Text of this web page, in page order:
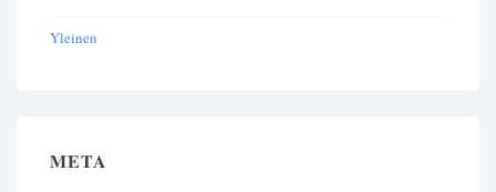
Yleinen
META